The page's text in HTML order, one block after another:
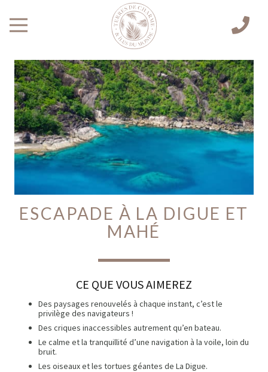
ESCAPADE À LA DIGUE ET
MAHÉ
CE QUE VOUS AIMEREZ
Des paysages renouvelés à chaque instant, c’est le
privilège des navigateurs !
Des criques inaccessibles autrement qu’en bateau.
Le calme et la tranquillité d’une navigation à la voile, loin du
bruit.
Les oiseaux et les tortues géantes de La Digue.